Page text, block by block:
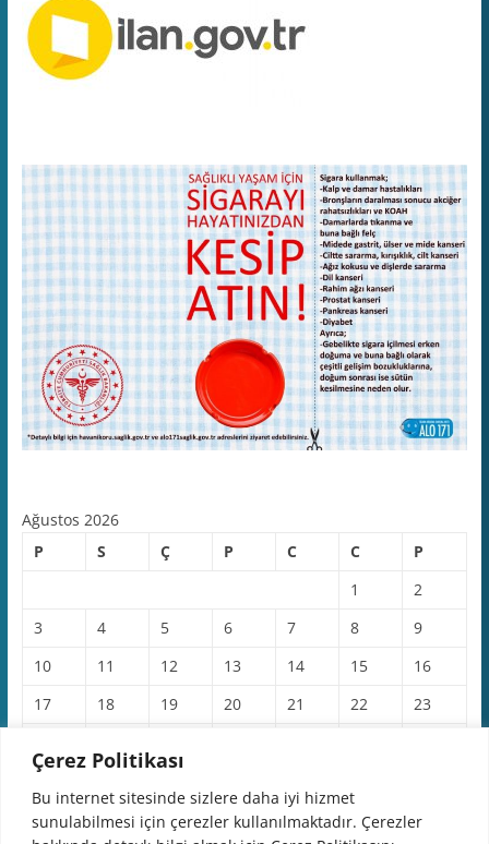
Çerez Politikası
Bu internet sitesinde sizlere daha iyi hizmet
sunulabilmesi için çerezler kullanılmaktadır. Çerezler
Ağustos 2026
P
S Ç P C C
P
1
2
3
4 5 6 7 8
9
10
11 12 13 14 15
16
17
18 19 20 21 22
23
« Haz